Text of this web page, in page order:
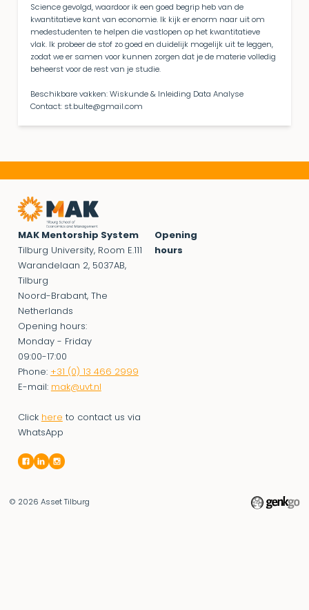
Science gevolgd, waardoor ik een goed begrip heb van de
kwantitatieve kant van economie. Ik kijk er enorm naar uit om
medestudenten te helpen die vastlopen op het kwantitatieve
vlak. Ik probeer de stof zo goed en duidelijk mogelijk uit te leggen,
zodat we er samen voor kunnen zorgen dat je de materie volledig
beheerst voor de rest van je studie.
Beschikbare vakken: Wiskunde & Inleiding Data Analyse
Contact: st.bulte@gmail.com
MAK Mentorship System
Tilburg University, Room E.111
Warandelaan 2, 5037AB,
Tilburg
Noord-Brabant, The
Netherlands
Opening hours:
Monday - Friday
09:00-17:00
Phone: +31 (0) 13 466 2999
E-mail: mak@uvt.nl
Click here to contact us via
WhatsApp
Opening
hours
© 2026 Asset Tilburg